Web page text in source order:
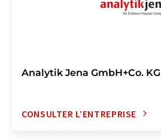
Analytik Jena GmbH+Co. KG
CONSULTER L’ENTREPRISE